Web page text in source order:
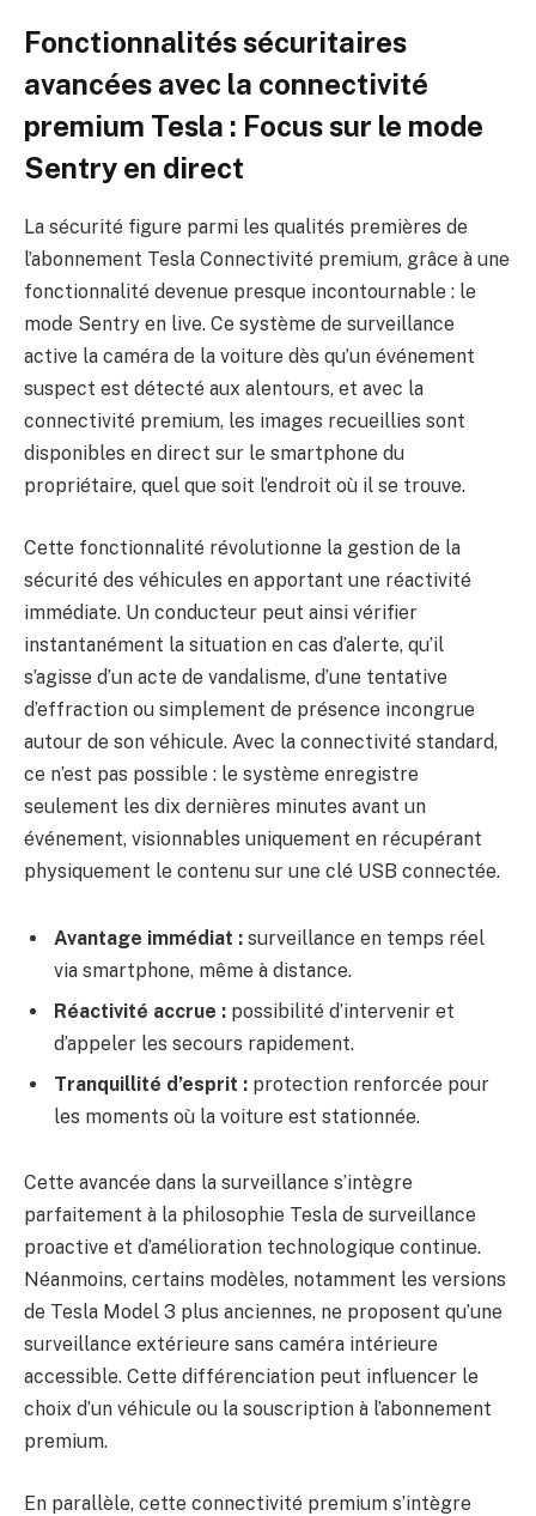
Fonctionnalités sécuritaires
avancées avec la connectivité
premium Tesla : Focus sur le mode
Sentry en direct
La sécurité figure parmi les qualités premières de
l’abonnement Tesla Connectivité premium, grâce à une
fonctionnalité devenue presque incontournable : le
mode Sentry en live. Ce système de surveillance
active la caméra de la voiture dès qu’un événement
suspect est détecté aux alentours, et avec la
connectivité premium, les images recueillies sont
disponibles en direct sur le smartphone du
propriétaire, quel que soit l’endroit où il se trouve.
Cette fonctionnalité révolutionne la gestion de la
sécurité des véhicules en apportant une réactivité
immédiate. Un conducteur peut ainsi vérifier
instantanément la situation en cas d’alerte, qu’il
s’agisse d’un acte de vandalisme, d’une tentative
d’effraction ou simplement de présence incongrue
autour de son véhicule. Avec la connectivité standard,
ce n’est pas possible : le système enregistre
seulement les dix dernières minutes avant un
événement, visionnables uniquement en récupérant
physiquement le contenu sur une clé USB connectée.
Avantage immédiat : surveillance en temps réel
via smartphone, même à distance.
Réactivité accrue : possibilité d’intervenir et
d’appeler les secours rapidement.
Tranquillité d’esprit : protection renforcée pour
les moments où la voiture est stationnée.
Cette avancée dans la surveillance s’intègre
parfaitement à la philosophie Tesla de surveillance
proactive et d’amélioration technologique continue.
Néanmoins, certains modèles, notamment les versions
de Tesla Model 3 plus anciennes, ne proposent qu’une
surveillance extérieure sans caméra intérieure
accessible. Cette différenciation peut influencer le
choix d’un véhicule ou la souscription à l’abonnement
premium.
En parallèle, cette connectivité premium s’intègre